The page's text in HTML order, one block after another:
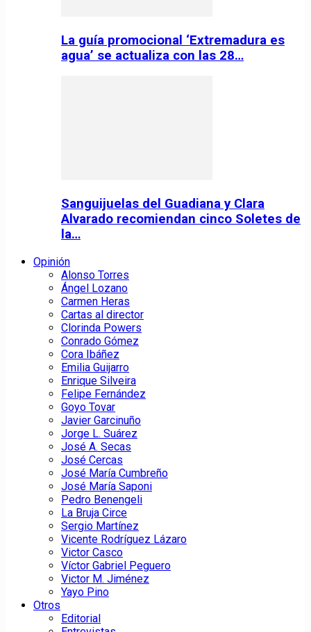
La guía promocional ‘Extremadura es
agua’ se actualiza con las 28…
Sanguijuelas del Guadiana y Clara
Alvarado recomiendan cinco Soletes de
la…
Opinión
Alonso Torres
Ángel Lozano
Carmen Heras
Cartas al director
Clorinda Powers
Conrado Gómez
Cora Ibáñez
Emilia Guijarro
Enrique Silveira
Felipe Fernández
Goyo Tovar
Javier Garcinuño
Jorge L. Suárez
José A. Secas
José Cercas
José María Cumbreño
José María Saponi
Pedro Benengeli
La Bruja Circe
Sergio Martínez
Vicente Rodríguez Lázaro
Victor Casco
Víctor Gabriel Peguero
Victor M. Jiménez
Yayo Pino
Otros
Editorial